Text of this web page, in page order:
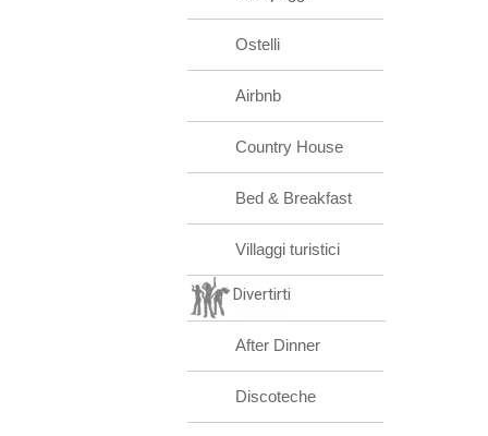
Ostelli
Airbnb
Country House
Bed & Breakfast
Villaggi turistici
Divertirti
After Dinner
Discoteche